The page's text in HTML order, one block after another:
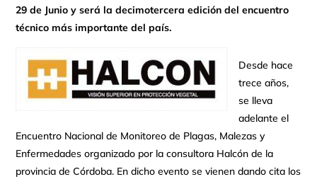
29 de Junio y será la decimotercera edición del encuentro
técnico más importante del país.
Desde hace
trece años,
se lleva
adelante el
Encuentro Nacional de Monitoreo de Plagas, Malezas y
Enfermedades organizado por la consultora Halcón de la
provincia de Córdoba. En dicho evento se vienen dando cita los